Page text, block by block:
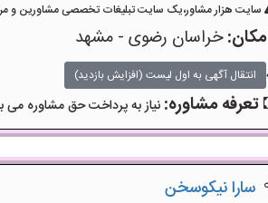
سایت هزار مشاور،یک سایت تبلیغات تخصصی مشاورین و
مکان:خراسان رضوی - مشهد
انتقال آگهی به اول لیست (افزایش بازدید)
تعرفه مشاوره:نیاز به پرداخت حق مشاوره
سارا نیکوسخن